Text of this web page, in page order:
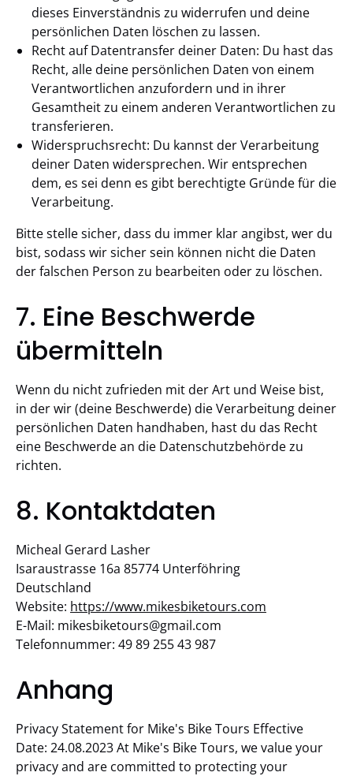
dieses Einverständnis zu widerrufen und deine
persönlichen Daten löschen zu lassen.
Recht auf Datentransfer deiner Daten: Du hast das
Recht, alle deine persönlichen Daten von einem
Verantwortlichen anzufordern und in ihrer
Gesamtheit zu einem anderen Verantwortlichen zu
transferieren.
Widerspruchsrecht: Du kannst der Verarbeitung
deiner Daten widersprechen. Wir entsprechen
dem, es sei denn es gibt berechtigte Gründe für die
Verarbeitung.
Bitte stelle sicher, dass du immer klar angibst, wer du
bist, sodass wir sicher sein können nicht die Daten
der falschen Person zu bearbeiten oder zu löschen.
7. Eine Beschwerde
übermitteln
Wenn du nicht zufrieden mit der Art und Weise bist,
in der wir (deine Beschwerde) die Verarbeitung deiner
persönlichen Daten handhaben, hast du das Recht
eine Beschwerde an die Datenschutzbehörde zu
richten.
8. Kontaktdaten
Micheal Gerard Lasher
Isaraustrasse 16a 85774 Unterföhring
Deutschland
Website: https://www.mikesbiketours.com
E-Mail: mikesbiketours@gmail.com
Telefonnummer: 49 89 255 43 987
Anhang
Privacy Statement for Mike's Bike Tours Effective
Date: 24.08.2023 At Mike's Bike Tours, we value your
privacy and are committed to protecting your